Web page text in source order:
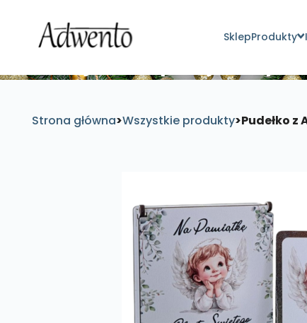
SklepProdukty
Strona główna>Wszystkie produkty>Pudełko z